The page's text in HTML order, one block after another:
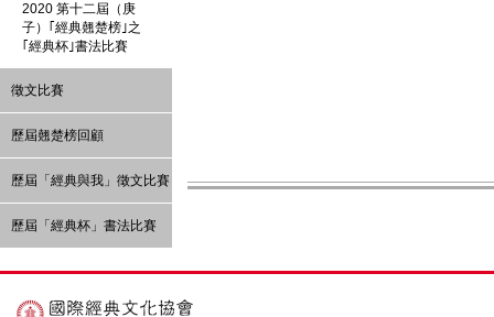
2020 第十二屆（庚
子）｢經典翹楚榜｣之
｢經典杯｣書法比賽
徵文比賽
歷屆翹楚榜回顧
歷屆「經典與我」徵文比賽
歷屆「經典杯」書法比賽